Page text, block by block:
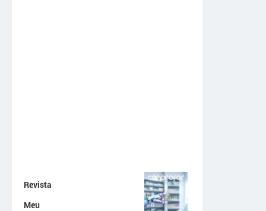
Revista
Meu